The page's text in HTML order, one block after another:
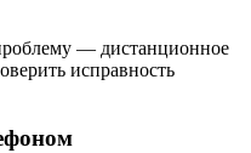
— дистанционное
исправность